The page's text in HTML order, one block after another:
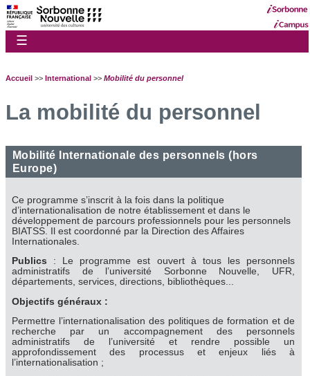
☰
Accueil >> International >> Mobilité du personnel
La mobilité du personnel
Mobilité Internationale des personnels (hors
Europe)
Ce programme s’inscrit à la fois dans la politique
d’internationalisation de notre établissement et dans le
développement de parcours professionnels pour les personnels
BIATSS. Il est coordonné par la Direction des Affaires
Internationales.
Publics : Le programme est ouvert
à tous les personnels
administratifs de l’université Sorbonne Nouvelle, UFR,
départements, services, directions, bibliothèques...
Objectifs généraux :
Permettre l’internationalisation des politiques de formation et de
recherche par un accompagnement des personnels
administratifs de l’université et rendre possible un
approfondissement des processus et enjeux liés à
l’internationalisation ;